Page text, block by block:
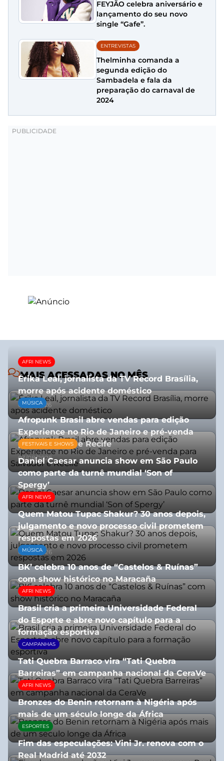
FEYJÃO celebra aniversário e
lançamento do seu novo
single “Gafe”.
ENTREVISTAS
Thelminha comanda a
segunda edição do
Sambadela e fala da
preparação do carnaval de
2024
MAIS ACESSADAS NO MÊS
AFRI NEWS
Érika Leal, jornalista da TV Record Brasília,
morre após acidente doméstico
08/07/2026
MÚSICA
Afropunk Brasil abre vendas para edição
Experience no Rio de Janeiro e pré-venda
para Salvador e Recife
03/08/2026
FESTIVAIS E SHOWS
Daniel Caesar anuncia show em São Paulo
como parte da turnê mundial ‘Son of
Spergy’
05/08/2026
AFRI NEWS
Quem Matou Tupac Shakur? 30 anos depois,
julgamento e novo processo civil prometem
respostas em 2026
05/08/2026
MÚSICA
BK’ celebra 10 anos de “Castelos & Ruínas”
com show histórico no Maracaña
06/08/2026
AFRI NEWS
Brasil cria a primeira Universidade Federal
do Esporte e abre novo capítulo para a
formação esportiva
08/07/2026
CAMPANHAS
Tati Quebra Barraco vira “Tati Quebra
Barreiras” em campanha nacional da CeraVe
08/07/2026
AFRI NEWS
Bronzes do Benin retornam à Nigéria após
mais de um século longe da África
08/07/2026
ESPORTES
Fim das especulações: Vini Jr. renova com o
Real Madrid até 2032